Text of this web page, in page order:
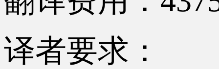
译者要求：